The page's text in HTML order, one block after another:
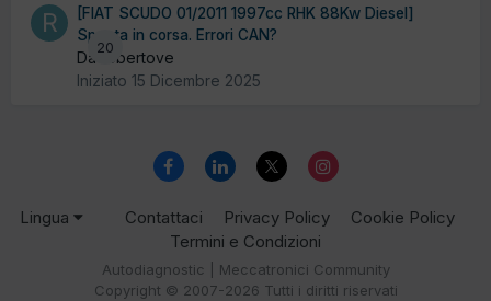
20
[FIAT SCUDO 01/2011 1997cc RHK 88Kw Diesel]
Spenta in corsa. Errori CAN?
Da robertove
Iniziato 15 Dicembre 2025
Lingua Contattaci Privacy Policy
Cookie Policy
Termini e Condizioni
Autodiagnostic | Meccatronici Community
Copyright © 2007-2026 Tutti i diritti riservati